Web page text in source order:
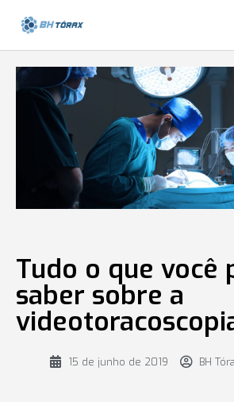
Tudo o que você
saber sobre a
15 de junho de 2019 BH